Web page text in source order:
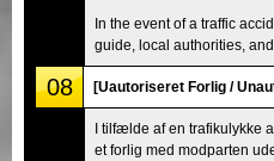
In the event of a traffic
guide, local authorities,
08 [Uautoriseret Forlig /
I tilfælde af en trafikulykke
et forlig med modparten